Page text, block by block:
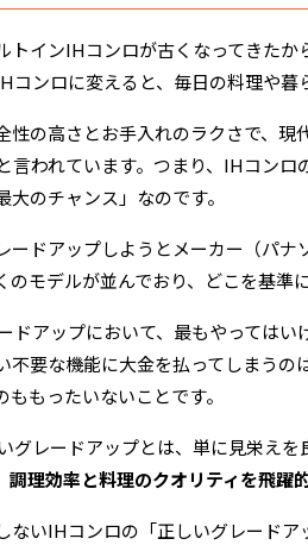
トインIHコンロが古くなってきた
コンロに変えると、毎日の料理や暮
性の高さとお手入れのラクさで、
言われています。つまり、IHコン
大のチャンス」なのです。
ードアップしようとメーカー（パ
のモデルが並んでおり、どこを基準
ドアップにおいて、最もやっては
不要な機能に大金を払ってしまう
ももったいないことです。
グレードアップとは、単に見栄えを
調理効率と料理のクオリティを飛躍
ないIHコンロの「正しいグレード